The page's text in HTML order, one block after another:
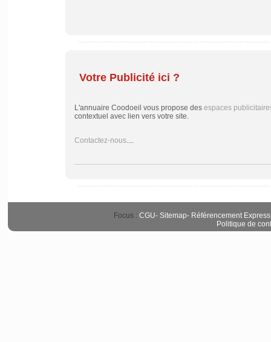
Votre Publicité ici ?
L'annuaire Coodoeil vous propose des espaces
contextuel avec lien vers votre site.
Contactez-nous....
Focus : CGU- Sitemap- Référencement Express
Politique de